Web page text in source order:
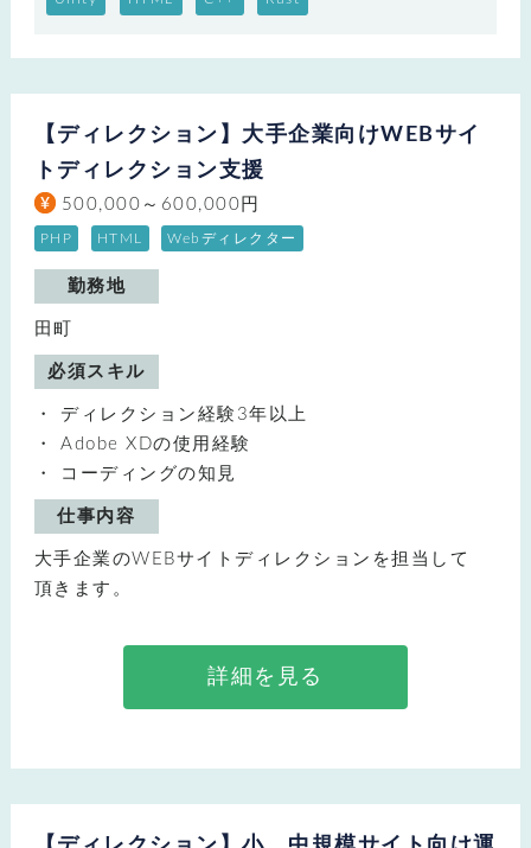
【ディレクション】大手企業向けWEBサイ
トディレクション支援
500,000～600,000円
PHP HTML Webディレクター
勤務地
田町
必須スキル
ディレクション経験3年以上
Adobe XDの使用経験
コーディングの知見
仕事内容
大手企業のWEBサイトディレクションを担当して
頂きます。
詳細を見る